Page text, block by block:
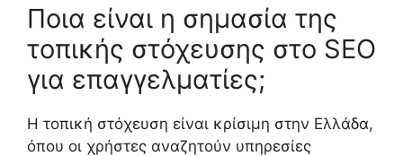
Ποια είναι η σημασία της
τοπικής στόχευσης στο SEO
για επαγγελματίες;
Η τοπική στόχευση είναι κρίσιμη στην Ελλάδα,
όπου οι χρήστες αναζητούν υπηρεσίες